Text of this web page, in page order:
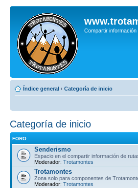
Compartir
Índice general ‹ Categoría de inicio
Categoría de inicio
FORO
Senderismo
Espacio en el compartir información de
Moderador: Trotamontes
Trotamontes
Zona solo para componentes de
Moderador: Trotamontes